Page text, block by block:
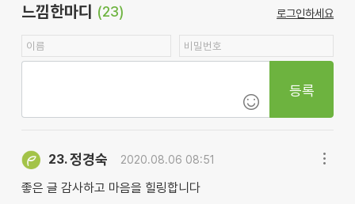
느낌한마디 (23) 로그인하세요
등록
23.정경숙 2020.08.06 08:51
좋은 글 감사하고 마음을 힐링합니다